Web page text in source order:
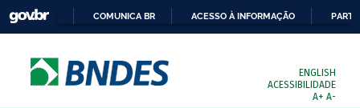
COMUNICA BR ACESSO À INFORMAÇÃO
ENGLISH
ACESSIBILIDADE
A+ A-